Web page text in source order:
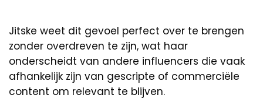
Jitske weet dit gevoel perfect over te brengen
zonder overdreven te zijn, wat haar
onderscheidt van andere influencers die vaak
afhankelijk zijn van gescripte of commerciële
content om relevant te blijven.